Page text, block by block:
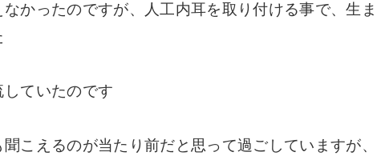
かったのですが、人工内耳を取り付ける事で、生ま
ていたのです
こえるのが当たり前だと思って過ごしていますが、